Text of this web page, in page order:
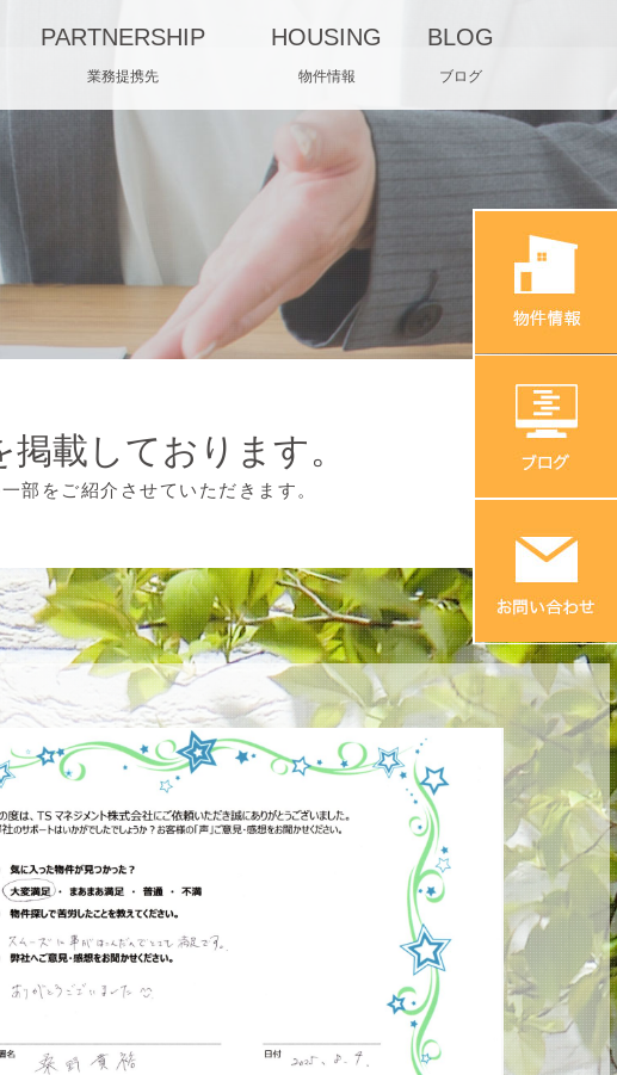
PARTNERSHIP
業務提携先
HOUSING
物件情報
BLOG
ブログ
載しております。
部をご紹介させていただきます。